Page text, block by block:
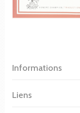
Informations
Liens